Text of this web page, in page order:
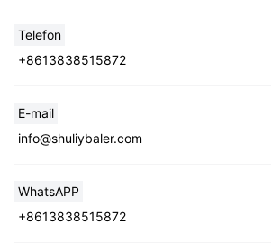
Telefon
+8613838515872
E-mail
info@shuliybaler.com
WhatsAPP
+8613838515872